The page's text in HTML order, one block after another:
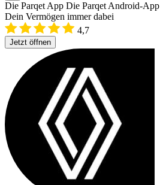
Die Parqet App Die Parqet Android-App
Dein Vermögen immer dabei
4,7
Jetzt öffnen